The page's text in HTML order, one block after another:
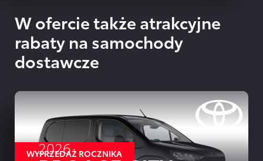
W ofercie także atrakcyjne
rabaty na samochody
dostawcze
WYPRZEDAŻ ROCZNIKA
2026